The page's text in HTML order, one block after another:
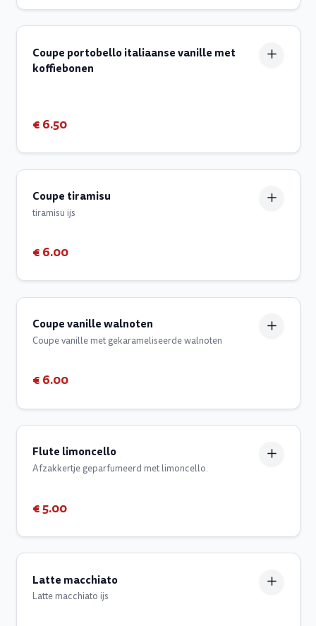
Coupe portobello italiaanse vanille met
koffiebonen
€ 6.50
Coupe tiramisu
tiramisu ijs
€ 6.00
Coupe vanille walnoten
Coupe vanille met gekarameliseerde walnoten
€ 6.00
Flute limoncello
Afzakkertje geparfumeerd met limoncello.
€ 5.00
Latte macchiato
Latte macchiato ijs